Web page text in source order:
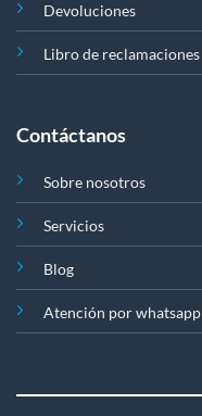
Devoluciones
Libro de reclamaciones
Contáctanos
Sobre nosotros
Servicios
Blog
Atención por whatsapp